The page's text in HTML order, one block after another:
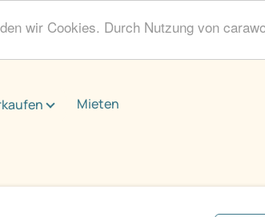
wir Cookies. Durch Nutzung von
Mieten